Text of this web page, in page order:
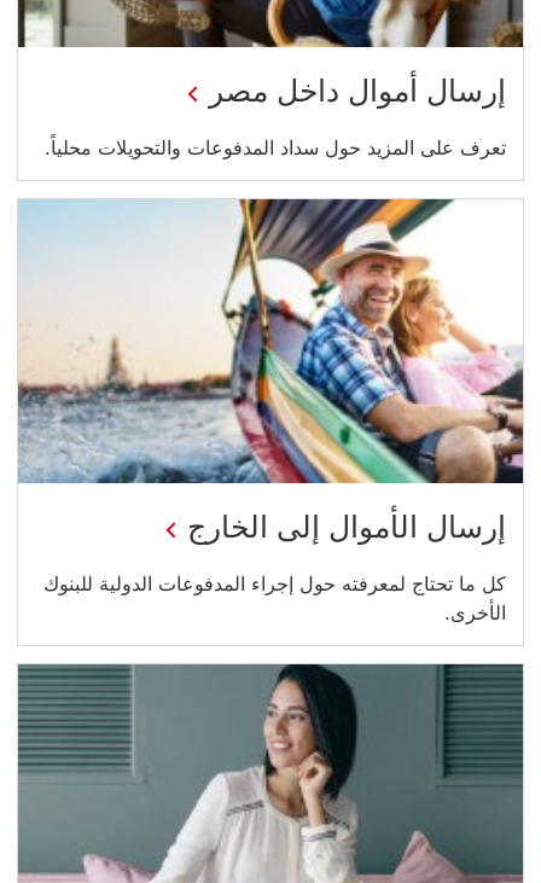
إرسال أموال داخل مصر
تعرف على المزيد حول سداد المدفوعات والتحويلات محلياً.
إرسال الأموال إلى الخارج
كل ما تحتاج لمعرفته حول إجراء المدفوعات الدولية للبنوك
الأخرى.